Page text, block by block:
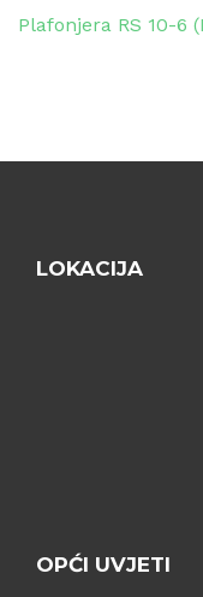
Navigacija
Plafonjera RS 10-6
LOKACIJA
OPĆI UVJETI